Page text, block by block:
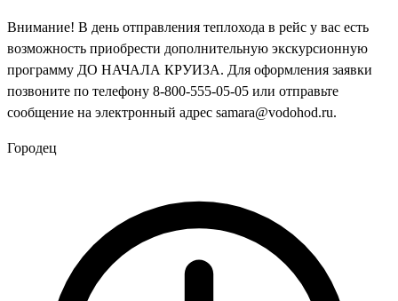
Внимание! В день отправления теплохода в рейс у вас есть
возможность приобрести дополнительную экскурсионную
программу ДО НАЧАЛА КРУИЗА. Для оформления заявки
позвоните по телефону 8-800-555-05-05 или отправьте
сообщение на электронный адрес samara@vodohod.ru.
Городец